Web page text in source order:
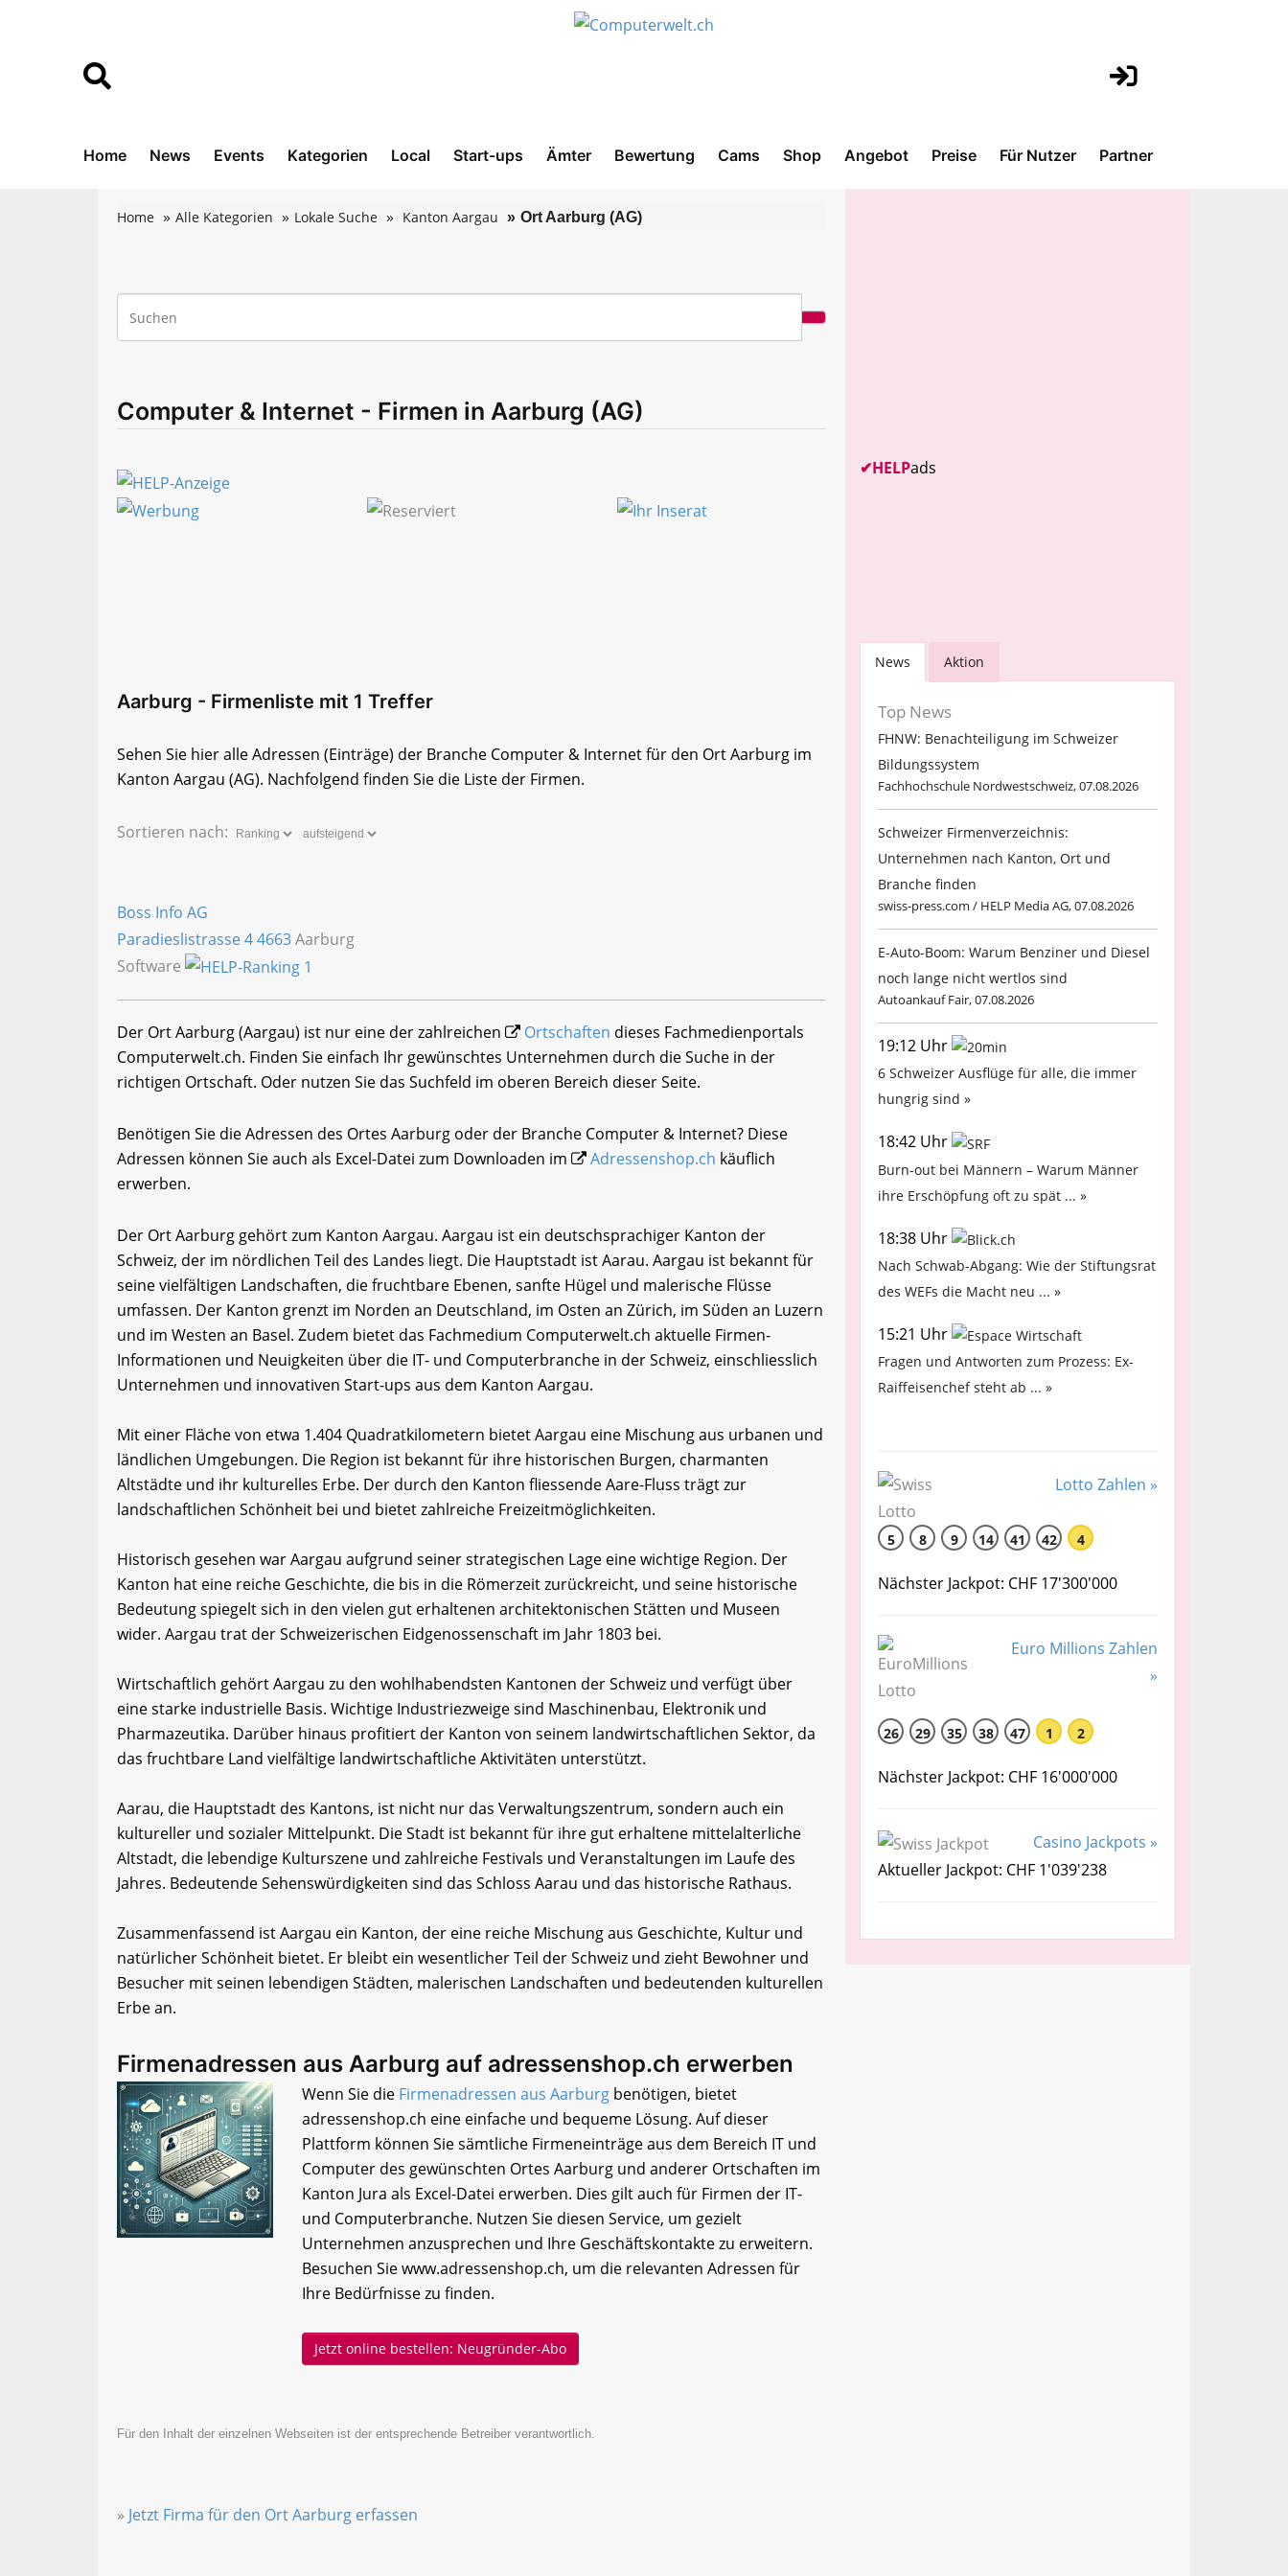
Home News Events Kategorien Local Start-ups Ämter Bewertung Cams Shop Angebot Preise Für Nutzer Partner
Home Alle Kategorien Lokale Suche Kanton Aargau Ort Aarburg (AG)
Computer & Internet - Firmen in Aarburg (AG)
Aarburg - Firmenliste mit 1 Treffer
Sehen Sie hier alle Adressen (Einträge) der Branche Computer & Internet für den Ort Aarburg im
Kanton Aargau (AG). Nachfolgend finden Sie die Liste der Firmen.
Sortieren nach:
Boss Info AG
Paradieslistrasse 44663Aarburg
Software
Der Ort Aarburg (Aargau) ist nur eine der zahlreichen Ortschaften dieses Fachmedienportals
Computerwelt.ch. Finden Sie einfach Ihr gewünschtes Unternehmen durch die Suche in der
richtigen Ortschaft. Oder nutzen Sie das Suchfeld im oberen Bereich dieser Seite.
Benötigen Sie die Adressen des Ortes Aarburg oder der Branche Computer & Internet? Diese
Adressen können Sie auch als Excel-Datei zum Downloaden im
Adressenshop.ch käuflich
erwerben.
Der Ort Aarburg gehört zum Kanton Aargau. Aargau ist ein deutschsprachiger Kanton der
Schweiz, der im nördlichen Teil des Landes liegt. Die Hauptstadt ist Aarau. Aargau ist bekannt für
seine vielfältigen Landschaften, die fruchtbare Ebenen, sanfte Hügel und malerische Flüsse
umfassen. Der Kanton grenzt im Norden an Deutschland, im Osten an Zürich, im Süden an Luzern
und im Westen an Basel. Zudem bietet das Fachmedium Computerwelt.ch aktuelle Firmen-
Informationen und Neuigkeiten über die IT- und Computerbranche in der Schweiz, einschliesslich
Unternehmen und innovativen Start-ups aus dem Kanton Aargau.
Mit einer Fläche von etwa 1.404 Quadratkilometern bietet Aargau eine Mischung aus urbanen und
ländlichen Umgebungen. Die Region ist bekannt für ihre historischen Burgen, charmanten
Altstädte und ihr kulturelles Erbe. Der durch den Kanton fliessende Aare-Fluss trägt zur
landschaftlichen Schönheit bei und bietet zahlreiche Freizeitmöglichkeiten.
Historisch gesehen war Aargau aufgrund seiner strategischen Lage eine wichtige Region. Der
Kanton hat eine reiche Geschichte, die bis in die Römerzeit zurückreicht, und seine historische
Bedeutung spiegelt sich in den vielen gut erhaltenen architektonischen Stätten und Museen
wider. Aargau trat der Schweizerischen Eidgenossenschaft im Jahr 1803 bei.
Wirtschaftlich gehört Aargau zu den wohlhabendsten Kantonen der Schweiz und verfügt über
eine starke industrielle Basis. Wichtige Industriezweige sind Maschinenbau, Elektronik und
Pharmazeutika. Darüber hinaus profitiert der Kanton von seinem landwirtschaftlichen Sektor, da
das fruchtbare Land vielfältige landwirtschaftliche Aktivitäten unterstützt.
Aarau, die Hauptstadt des Kantons, ist nicht nur das Verwaltungszentrum, sondern auch ein
kultureller und sozialer Mittelpunkt. Die Stadt ist bekannt für ihre gut erhaltene mittelalterliche
Altstadt, die lebendige Kulturszene und zahlreiche Festivals und Veranstaltungen im Laufe des
Jahres. Bedeutende Sehenswürdigkeiten sind das Schloss Aarau und das historische Rathaus.
Zusammenfassend ist Aargau ein Kanton, der eine reiche Mischung aus Geschichte, Kultur und
natürlicher Schönheit bietet. Er bleibt ein wesentlicher Teil der Schweiz und zieht Bewohner und
Besucher mit seinen lebendigen Städten, malerischen Landschaften und bedeutenden kulturellen
Erbe an.
Firmenadressen aus Aarburg auf adressenshop.ch erwerben
Wenn Sie die Firmenadressen aus Aarburgbenötigen, bietet
adressenshop.ch eine einfache und bequeme Lösung. Auf dieser
Plattform können Sie sämtliche Firmeneinträge aus dem Bereich IT und
Computer des gewünschten Ortes Aarburg und anderer Ortschaften im
Kanton Jura als Excel-Datei erwerben. Dies gilt auch für Firmen der IT-
und Computerbranche. Nutzen Sie diesen Service, um gezielt
Unternehmen anzusprechen und Ihre Geschäftskontakte zu erweitern.
Besuchen Sie www.adressenshop.ch, um die relevanten Adressen für
Ihre Bedürfnisse zu finden.
Jetzt online bestellen: Neugründer-Abo
Für den Inhalt der einzelnen Webseiten ist der entsprechende Betreiber verantwortlich.
» Jetzt Firma für den Ort Aarburg erfassen
✔HELPads
News Aktion
Top News
FHNW: Benachteiligung im Schweizer
Bildungssystem
Fachhochschule Nordwestschweiz, 07.08.2026
Schweizer Firmenverzeichnis:
Unternehmen nach Kanton, Ort und
Branche finden
swiss-press.com / HELP Media AG, 07.08.2026
E-Auto-Boom: Warum Benziner und Diesel
noch lange nicht wertlos sind
Autoankauf Fair, 07.08.2026
19:12 Uhr
6 Schweizer Ausflüge für alle, die immer
hungrig sind »
18:42 Uhr
Burn-out bei Männern – Warum Männer
ihre Erschöpfung oft zu spät ... »
18:38 Uhr
Nach Schwab-Abgang: Wie der Stiftungsrat
des WEFs die Macht neu ... »
15:21 Uhr
Fragen und Antworten zum Prozess: Ex-
Raiffeisenchef steht ab ... »
Lotto Zahlen »
5 8 9 14 41 42 4
Nächster Jackpot: CHF 17'300'000
Euro Millions Zahlen
»
26 29 35 38 47 1 2
Nächster Jackpot: CHF 16'000'000
Casino Jackpots »
Aktueller Jackpot: CHF 1'039'238